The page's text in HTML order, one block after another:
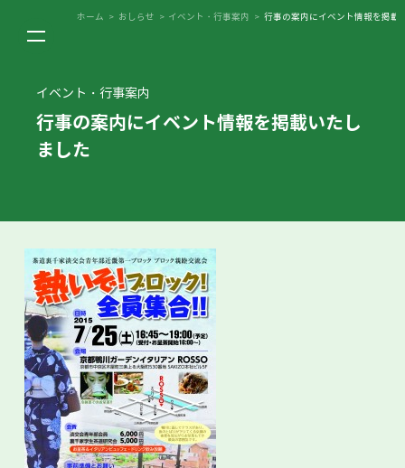
ホーム > おしらせ > イベント・行事案内 > 行事の案内にイベント情報を掲載
イベント・行事案内
行事の案内にイベント情報を掲載いたし
ました